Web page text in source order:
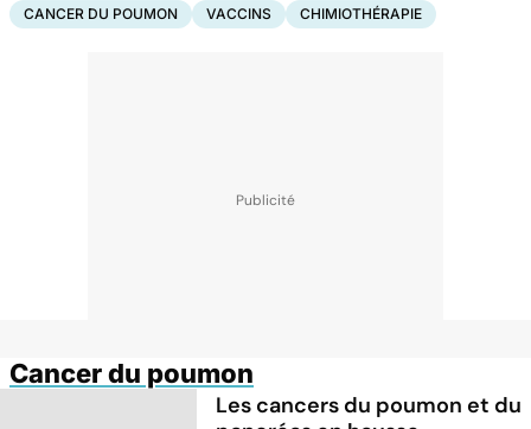
CANCER DU POUMON VACCINS CHIMIOTHÉRAPIE
Cancer du poumon
Les cancers du poumon et du